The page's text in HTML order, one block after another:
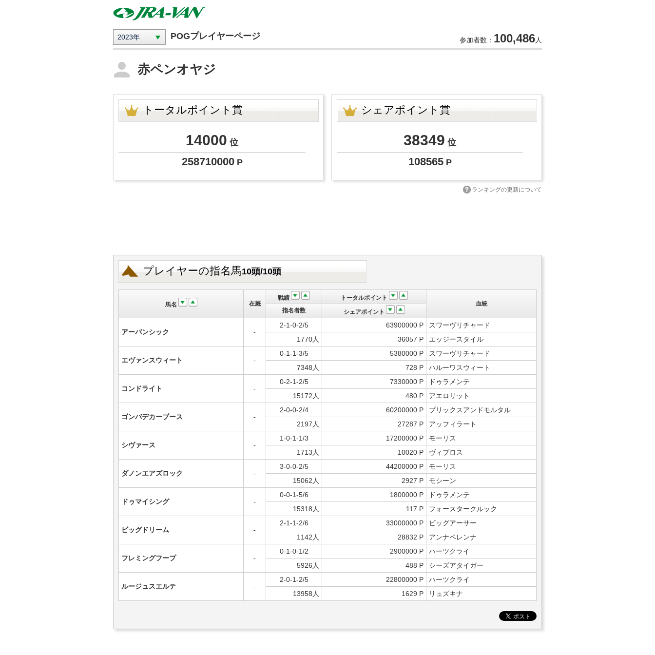
2023年 POGプレイヤーページ 参加者数： 100,486人
赤ペンオヤジ
トータルポイント賞
14000 位
258710000P
シェアポイント賞
38349 位
108565P
ランキングの更新について
プレイヤーの指名馬10頭/10頭
馬名 在厩
戦績
トータルポイント
血統
指名者数
シェアポイント
アーバンシック -
2-1-0-2/5 63900000 P
スワーヴリチャード
1770人
36057 P エッジースタイル
エヴァンスウィート -
0-1-1-3/5 5380000 P
スワーヴリチャード
7348人
728 P ハルーワスウィート
コンドライト -
0-2-1-2/5 7330000 P
ドゥラメンテ
15172人
480 P アエロリット
ゴンバデカーブース -
2-0-0-2/4 60200000 P
ブリックスアンドモルタル
2197人
27287 P アッフィラート
シヴァース -
1-0-1-1/3 17200000 P
モーリス
1713人
10020 P ヴィブロス
ダノンエアズロック -
3-0-0-2/5 44200000 P
モーリス
15062人
2927 P モシーン
ドゥマイシング -
0-0-1-5/6 1800000 P
ドゥラメンテ
15318人
117 P フォースタークルック
ビッグドリーム -
2-1-1-2/6 33000000 P
ビッグアーサー
1142人
28832 P アンナペレンナ
フレミングフープ -
0-1-0-1/2 2900000 P
ハーツクライ
5926人
488 P シーズアタイガー
ルージュスエルテ -
2-0-1-2/5 22800000 P
ハーツクライ
13958人
1629 P リュズキナ